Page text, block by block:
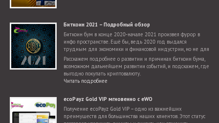
Биткоин 2021 – Подробный обзор
Биткоин бум в конце 2020-начале 2021 произвел фурор в
инфо пространстве. Ещё бы, ведь 2020 год выдался
трудным для экономики и финансовой индустрии, но не для
криптовалют, для которых настал поистине звездный час.
Расскажем подробнее о развитии и причинах биткоин бума,
возможном дальнейшем развитии событий, и подскажем, где
выгодно покупать криптовалюту.
Читать подробнее
ecoPayz Gold VIP мгновенно с eWO
Получение ecoPayz Gold VIP – одно из важнейших
преимуществ для большинства наших клиентов. Этот статус